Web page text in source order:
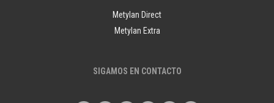
Metylan Direct
Metylan Extra
SIGAMOS EN CONTACTO